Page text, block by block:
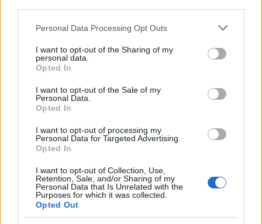
Please note that this website/app uses one or more Google
not limited to your visit or usage behaviour. You may click to
grant or deny consent to Google and its third-party tags to
use your data for below specified purposes in below Google
consent section.
Personal Data Processing Opt Outs
I want to opt-out of the Sharing of my
personal data.
Opted In
I want to opt-out of the Sale of my
Personal Data.
Opted In
I want to opt-out of processing my
Personal Data for Targeted Advertising.
Opted In
I want to opt-out of Collection, Use,
Retention, Sale, and/or Sharing of my
Personal Data that Is Unrelated with the
Purposes for which it was collected.
Opted Out
Δημοφιλείς Ειδήσεις
Προσωπικός Βοηθός: Ανοίγουν οι
αιτήσεις στις 24 Αυγούστου – Τι
αλλάζει στο πρόγραμμα
Σωφρονιστικά καταστήματα: 416
προσλήψεις χωρίς πτυχίο - Πού κάνετε
αίτηση